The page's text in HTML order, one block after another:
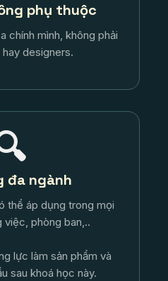
phụ thuộc
chính mình, không phải
designers.
đa ngành
thể áp dụng trong mọi
phòng ban,..
lực làm sản phẩm và
sau khoá học này.